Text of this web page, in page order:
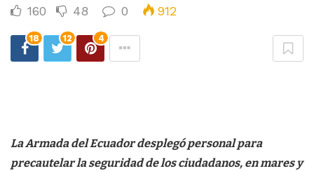
160 48 0 912
18 12 4
La Armada del Ecuador desplegó personal para
precautelar la seguridad de los ciudadanos, en mares y